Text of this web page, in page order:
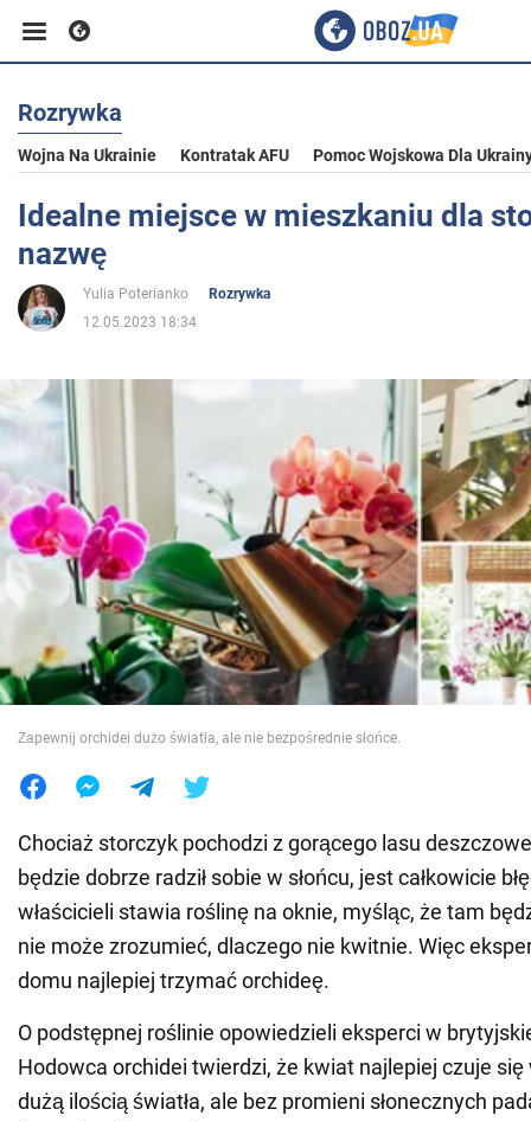
Biznes
Sport
Rozrywka
Polityka
Społeczeństwo
Wojna na Ukrainie
Świat
Jedzenie
Rozrywka
Wojna Na Ukrainie Kontratak AFU Pomoc Wojskowa Dla
Idealne miejsce w mieszkaniu dla
nazwę
Yulia Poterianko
Rozrywka
12.05.2023 18:34
Zapewnij orchidei dużo światła, ale nie bezpośrednie słońce.
Chociaż storczyk pochodzi z gorącego lasu
będzie dobrze radził sobie w słońcu, jest całkowicie
właścicieli stawia roślinę na oknie, myśląc, że tam
nie może zrozumieć, dlaczego nie kwitnie. Więc
domu najlepiej trzymać orchideę.
O podstępnej roślinie opowiedzieli eksperci w
Hodowca orchidei twierdzi, że kwiat najlepiej czuje
dużą ilością światła, ale bez promieni słonecznych